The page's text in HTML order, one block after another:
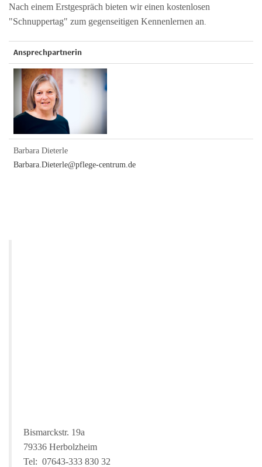
Nach einem Erstgespräch bieten wir einen kostenlosen
"Schnuppertag" zum gegenseitigen Kennenlernen an
Ansprechpartnerin
Barbara Dieterle
Barbara.Dieterle@pflege-centrum.de
Bismarckstr. 19a
79336 Herbolzheim
Tel: 07643-333 830 32